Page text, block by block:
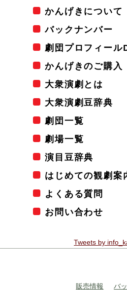
かんげきについて
バックナンバー
劇団プロフィール
かんげきのご購入
大衆演劇とは
大衆演劇豆辞典
劇団一覧
劇場一覧
演目豆辞典
はじめての観劇案
よくある質問
お問い合わせ
Tweets by
販売情報 バ